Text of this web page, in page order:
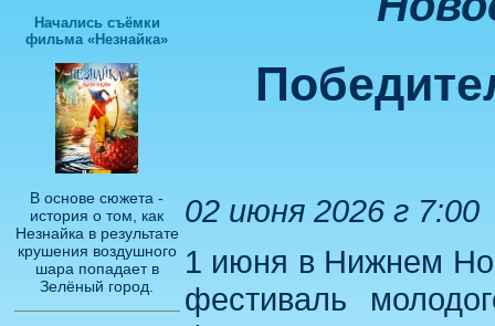
Начались съёмки
фильма «Незнайка»
В основе сюжета -
история о том, как
Незнайка в результате
крушения воздушного
шара попадает в
Зелёный город.
02 июня 2026 г 7:00
1 июня в Нижнем
фестиваль